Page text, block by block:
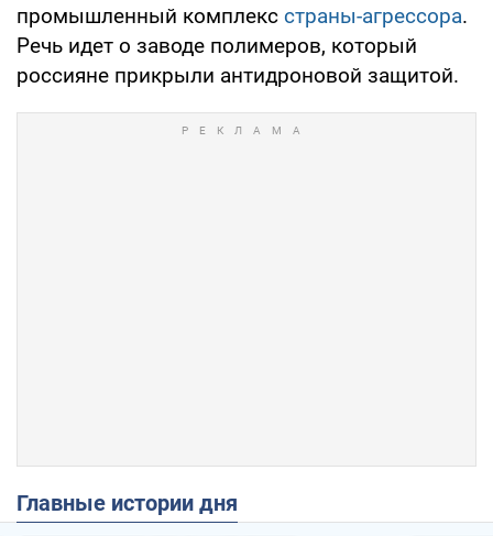
промышленный комплекс страны-агрессора.
Речь идет о заводе полимеров, который
россияне прикрыли антидроновой защитой.
Главные истории дня